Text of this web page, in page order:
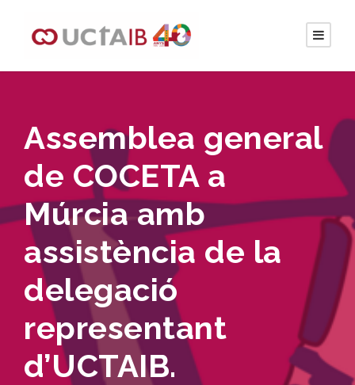
Assemblea general
de COCETA a
Múrcia amb
assistència de la
delegació
representant
d’UCTAIB.